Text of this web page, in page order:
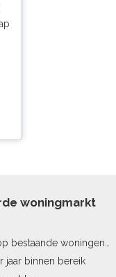
woningmarkt
bestaande woningen
jaar binnen bereik